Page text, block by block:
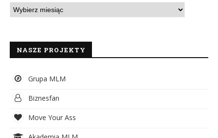
NASZE PROJEKTY
Grupa MLM
Biznesfan
Move Your Ass